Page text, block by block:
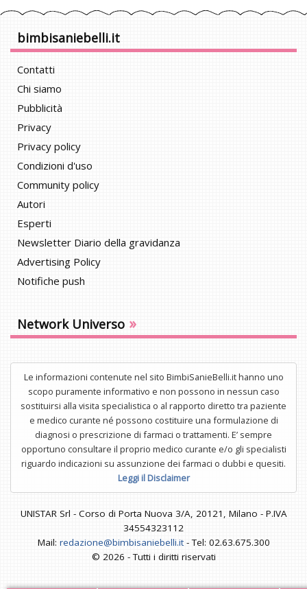
bimbisaniebelli.it
Contatti
Chi siamo
Pubblicità
Privacy
Privacy policy
Condizioni d'uso
Community policy
Autori
Esperti
Newsletter Diario della gravidanza
Advertising Policy
Notifiche push
Network Universo »
Le informazioni contenute nel sito BimbiSanieBelli.it hanno uno
scopo puramente informativo e non possono in nessun caso
sostituirsi alla visita specialistica o al rapporto diretto tra paziente
e medico curante né possono costituire una formulazione di
diagnosi o prescrizione di farmaci o trattamenti. E’ sempre
opportuno consultare il proprio medico curante e/o gli specialisti
riguardo indicazioni su assunzione dei farmaci o dubbi e quesiti.
Leggi il Disclaimer
UNISTAR Srl - Corso di Porta Nuova 3/A, 20121, Milano - P.IVA
34554323112
Mail: redazione@bimbisaniebelli.it- Tel: 02.63.675.300
© 2026 - Tutti i diritti riservati